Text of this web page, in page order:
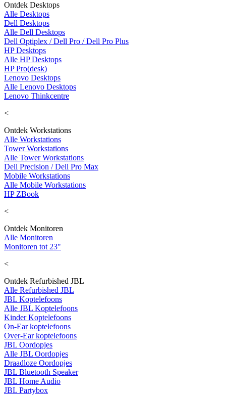
Ontdek Desktops
Alle Desktops
Dell Desktops
Alle Dell Desktops
Dell Optiplex / Dell Pro / Dell Pro Plus
HP Desktops
Alle HP Desktops
HP Pro(desk)
Lenovo Desktops
Alle Lenovo Desktops
Lenovo Thinkcentre
<
Ontdek Workstations
Alle Workstations
Tower Workstations
Alle Tower Workstations
Dell Precision / Dell Pro Max
Mobile Workstations
Alle Mobile Workstations
HP ZBook
<
Ontdek Monitoren
Alle Monitoren
Monitoren tot 23"
<
Ontdek Refurbished JBL
Alle Refurbished JBL
JBL Koptelefoons
Alle JBL Koptelefoons
Kinder Koptelefoons
On-Ear koptelefoons
Over-Ear koptelefoons
JBL Oordopjes
Alle JBL Oordopjes
Draadloze Oordopjes
JBL Bluetooth Speaker
JBL Home Audio
JBL Partybox